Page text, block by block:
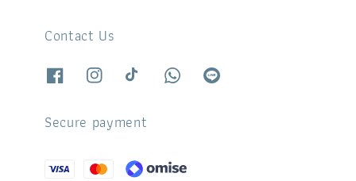
Contact Us
Secure payment